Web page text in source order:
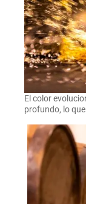
El color
profundo, lo